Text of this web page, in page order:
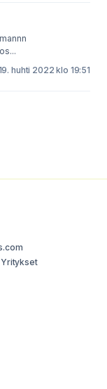
huhti 2022 klo 19:51
Yritykset